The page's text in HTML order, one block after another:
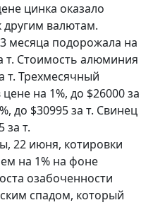
цинка оказало
другим валютам.
месяца подорожала на
т. Стоимость алюминия
т. Трехмесячный
на 1%, до $26000 за
до $30995 за т. Свинец
за т.
22 июня, котировки
на 1% на фоне
озабоченности
спадом, который